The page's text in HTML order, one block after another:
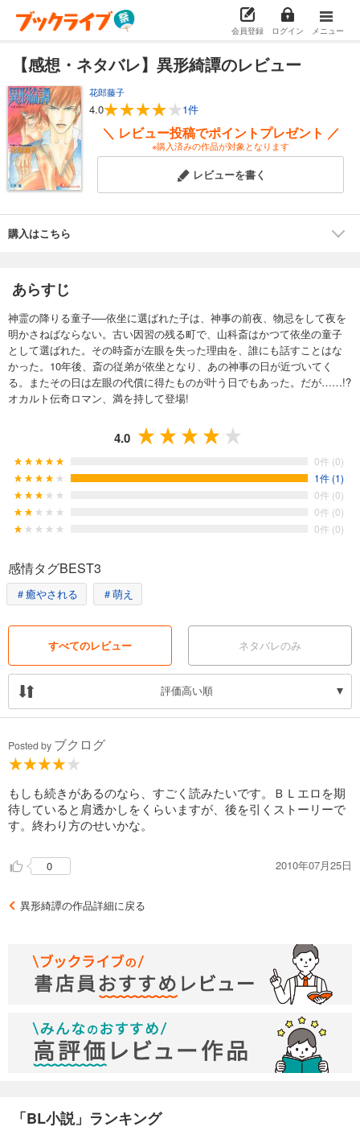
会員登録 ログイン メニュー
【感想・ネタバレ】異形綺譚のレビュー
花郎藤子
4.0 1件
＼ レビュー投稿でポイントプレゼント ／
※購入済みの作品が対象となります
レビューを書く
購入はこちら
あらすじ
神霊の降りる童子──依坐に選ばれた子は、神事の前夜、物忌をして夜を
明かさねばならない。古い因習の残る町で、山科斎はかつて依坐の童子
として選ばれた。その時斎が左眼を失った理由を、誰にも話すことはな
かった。10年後、斎の従弟が依坐となり、あの神事の日が近づいてく
る。またその日は左眼の代償に得たものが叶う日でもあった。だが……!?
オカルト伝奇ロマン、満を持して登場!
4.0
0件 (0)
1件 (1)
0件 (0)
0件 (0)
0件 (0)
感情タグBEST3
＃癒やされる ＃萌え
すべてのレビュー ネタバレのみ
評価高い順
Posted by ブクログ
もしも続きがあるのなら、すごく読みたいです。ＢＬエロを期
待していると肩透かしをくらいますが、後を引くストーリーで
す。終わり方のせいかな。
0 2010年07月25日
異形綺譚の作品詳細に戻る
「BL小説」ランキング